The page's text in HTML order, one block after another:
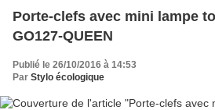
Porte-clefs avec mini lampe
GO127-QUEEN
Publié le 26/10/2016 à 14:53
Par Stylo écologique